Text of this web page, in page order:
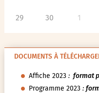
29 30 1
DOCUMENTS À
Affiche 2023: format
Programme 2023 :